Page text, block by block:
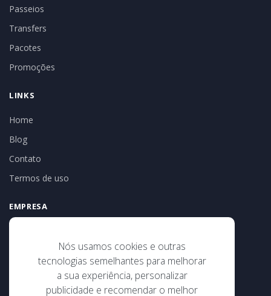
Passeios
Transfers
Pacotes
Promoções
LINKS
Home
Blog
Contato
Termos de uso
EMPRESA
CNPJ: 186.525.35-0001-02
Av 22 de abril, 186, sala 17, Centro
Porto Seguro/BA
Nós usamos cookies e outras
tecnologias semelhantes para melhorar
a sua experiência, personalizar
publicidade e recomendar o melhor